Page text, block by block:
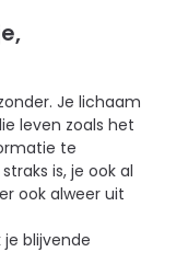
Je lichaam
leven zoals het
te
is, je ook al
ook alweer uit
blijvende